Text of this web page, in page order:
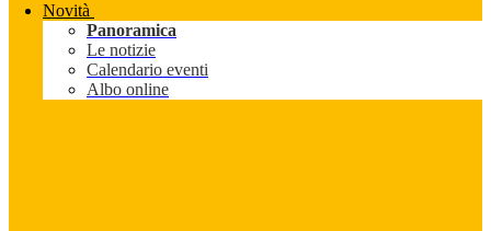
Novità
Panoramica
Le notizie
Calendario eventi
Albo online